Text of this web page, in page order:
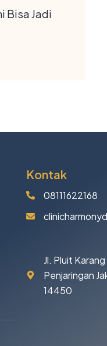
Bisa Jadi
Kontak
08111622168
Jl. Pluit
Penjaringan
14450